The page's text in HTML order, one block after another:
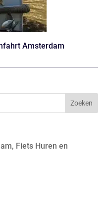
Amsterdam
Fiets Huren en